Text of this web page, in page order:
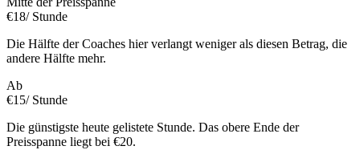
€18/ Stunde
Die Hälfte der Coaches hier verlangt weniger als diesen Betrag, die
andere Hälfte mehr.
Ab
€15/ Stunde
Die günstigste heute gelistete Stunde. Das obere Ende der
Preisspanne liegt bei €20.